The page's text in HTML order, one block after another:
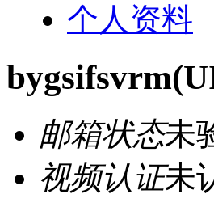
个人资料
bygsifsvrm
邮箱状态未
视频认证未